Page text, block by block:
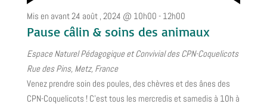
Mis en avant24 août , 2024 @ 10h00 - 12h00
Pause câlin & soins des animaux
Espace Naturel Pédagogique et Convivial des CPN-Coquelicots
Rue des Pins, Metz, France
Venez prendre soin des poules, des chèvres et des ânes des
CPN-Coquelicots ! C’est tous les mercredis et samedis à 10h à